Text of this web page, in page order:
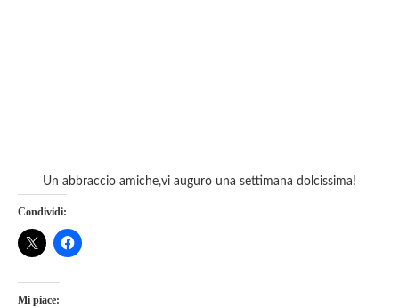
Un abbraccio amiche,vi auguro una settimana dolcissima!
Condividi:
Mi piace: